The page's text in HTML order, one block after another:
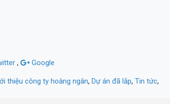
, Google
thiệu công ty hoàng ngân, Dự án đã lắp, Tin tức,